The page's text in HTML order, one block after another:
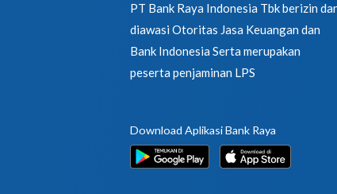
PT Bank Raya Indonesia Tbk berizin
diawasi Otoritas Jasa Keuangan dan
Bank Indonesia Serta merupakan
peserta penjaminan LPS
Download Aplikasi Bank Raya